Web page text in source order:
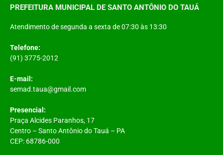
PREFEITURA MUNICIPAL DE SANTO ANTÔNIO DO TAUÁ
Atendimento de segunda a sexta de 07:30 às 13:30
Telefone:
(91) 3775-2012
E-mail:
semad.taua@gmail.com
Presencial:
Praça Alcides Paranhos, 17
Centro – Santo Antônio do Tauá – PA
CEP: 68786-000